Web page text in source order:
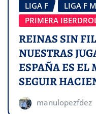
LIGA F
LIGA F
PRIMERA
REINAS SIN
NUESTRAS
ESPAÑA ES EL
SEGUIR
manulopezfdez